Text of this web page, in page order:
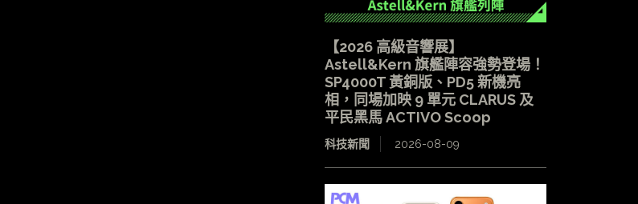
【2026 高級音響展】
Astell&Kern 旗艦陣容強勢登場！
SP4000T 黃銅版、PD5 新機亮
相，同場加映 9 單元 CLARUS 及
平民黑馬 ACTIVO Scoop
科技新聞 2026-08-09